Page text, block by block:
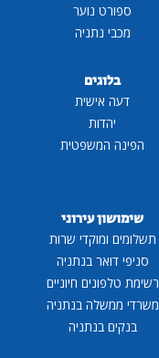
ספורט נוער
מכבי נתניה
בלוגים
דעה אישית
יהדות
הפינה המשפטית
שימושון עירוני
תשלומים ומוקדי שרות
סניפי דואר בנתניה
רשימת טלפונים חיוניים
משרדי ממשלה בנתניה
בנקים בנתניה